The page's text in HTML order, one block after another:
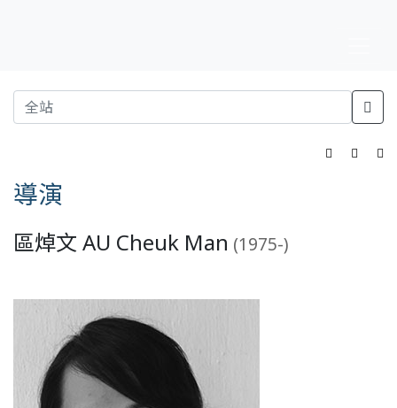
導演
區焯文 AU Cheuk Man (1975-)